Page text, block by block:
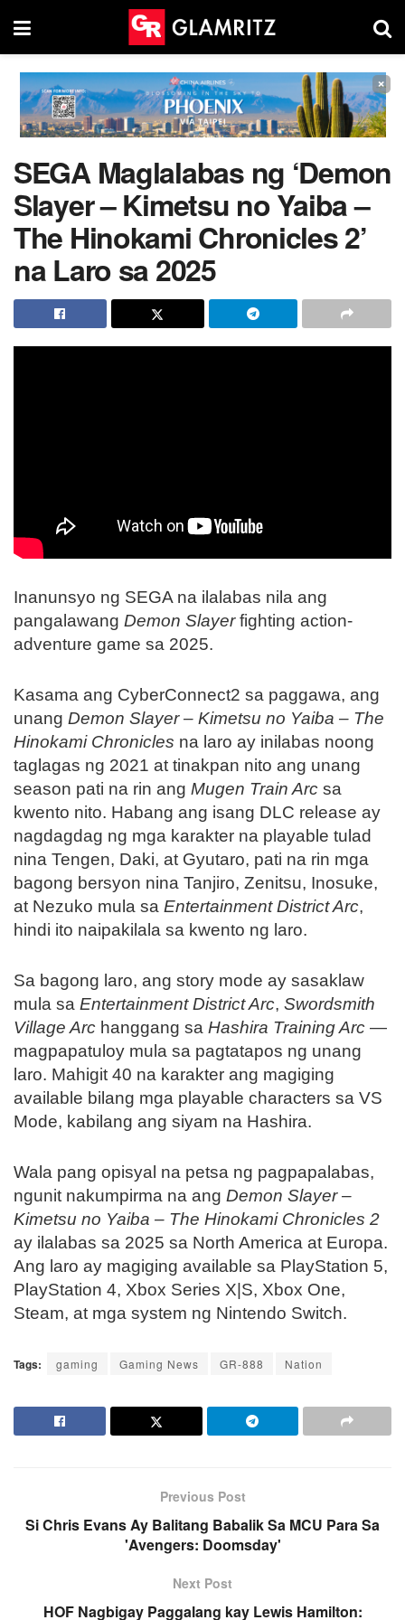
×
SEGA Maglalabas ng ‘Demon
Slayer – Kimetsu no Yaiba –
The Hinokami Chronicles 2’
na Laro sa 2025
Inanunsyo ng SEGA na ilalabas nila ang
pangalawang Demon Slayerfighting action-
adventure game sa 2025.
Kasama ang CyberConnect2 sa paggawa, ang
unang Demon Slayer – Kimetsu no Yaiba – The
Hinokami Chronicles na laro ay inilabas noong
taglagas ng 2021 at tinakpan nito ang unang
season pati na rin ang Mugen Train Arc sa
kwento nito. Habang ang isang DLC release ay
nagdagdag ng mga karakter na playable tulad
nina Tengen, Daki, at Gyutaro, pati na rin mga
bagong bersyon nina Tanjiro, Zenitsu, Inosuke,
at Nezuko mula sa Entertainment District Arc,
hindi ito naipakilala sa kwento ng laro.
Sa bagong laro, ang story mode ay sasaklaw
mula sa Entertainment District Arc, Swordsmith
Village Arc hanggang sa Hashira Training Arc —
magpapatuloy mula sa pagtatapos ng unang
laro. Mahigit 40 na karakter ang magiging
available bilang mga playable characters sa VS
Mode, kabilang ang siyam na Hashira.
Wala pang opisyal na petsa ng pagpapalabas,
ngunit nakumpirma na ang Demon Slayer –
Kimetsu no Yaiba – The Hinokami Chronicles 2
ay ilalabas sa 2025 sa North America at Europa.
Ang laro ay magiging available sa PlayStation 5,
PlayStation 4, Xbox Series X|S, Xbox One,
Steam, at mga system ng Nintendo Switch.
Tags: gaming Gaming News GR-888 Nation
Previous Post
Si Chris Evans Ay Balitang Babalik Sa MCU Para Sa
'Avengers: Doomsday'
Next Post
HOF Nagbigay Paggalang kay Lewis Hamilton: